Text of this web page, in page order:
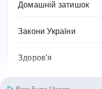
Домашній затишок
Закони України
Здоров'я
Імена та значення імен